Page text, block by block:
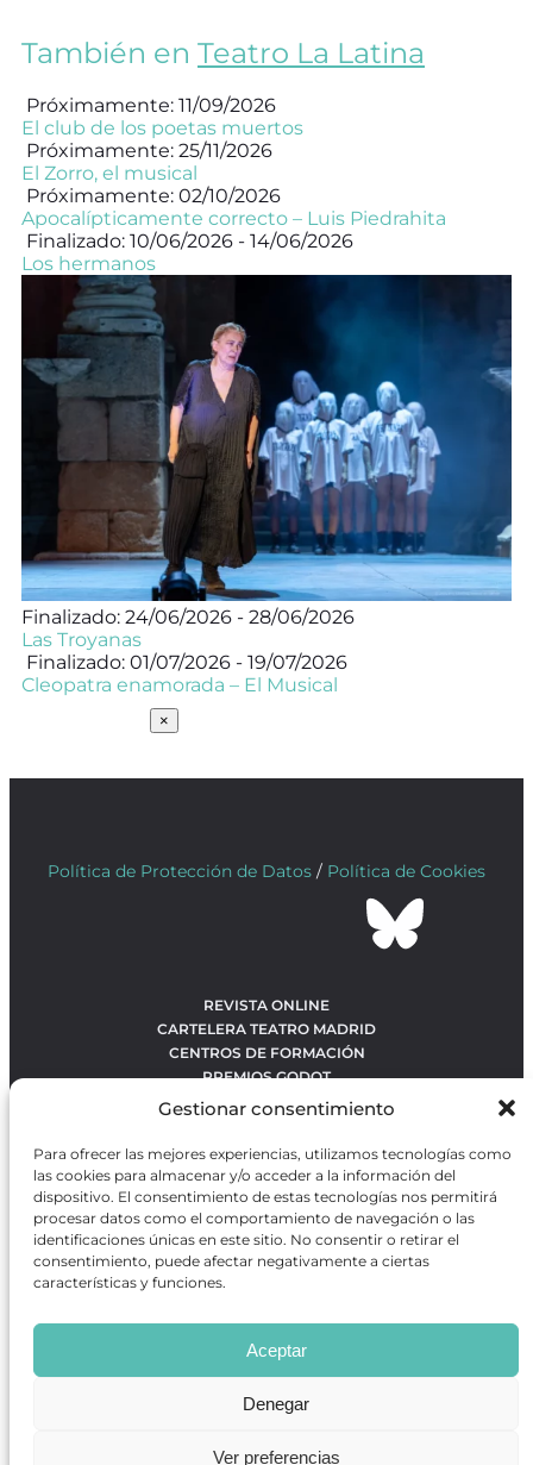
Gestionar consentimiento
Para ofrecer las mejores experiencias, utilizamos tecnologías como
las cookies para almacenar y/o acceder a la información del
dispositivo. El consentimiento de estas tecnologías nos permitirá
procesar datos como el comportamiento de navegación o las
identificaciones únicas en este sitio. No consentir o retirar el
consentimiento, puede afectar negativamente a ciertas
características y funciones.
Aceptar
Denegar
Ver preferencias
También en Teatro La Latina
Próximamente: 11/09/2026
El club de los poetas muertos
Próximamente: 25/11/2026
El Zorro, el musical
Próximamente: 02/10/2026
Apocalípticamente correcto – Luis Piedrahita
Finalizado: 10/06/2026 - 14/06/2026
Los hermanos
Finalizado: 24/06/2026 - 28/06/2026
Las Troyanas
Finalizado: 01/07/2026 - 19/07/2026
Cleopatra enamorada – El Musical
×
Política de Protección de Datos / Política de Cookies
REVISTA ONLINE
CARTELERA TEATRO MADRID
CENTROS DE FORMACIÓN
PREMIOS GODOT
CONTACTO
OBRAS MÁS VOTADAS
RANKING MEJORES OBRAS
BÚSQUEDA AVANZADA DE OBRAS
Revista GODOTes una revista independiente especializada
en información sobre artes escénicas de Madrid, gratuita y
que se distribuye en espacios escénicos, además de otros
puntos de interés turístico y de ocio de la capital.